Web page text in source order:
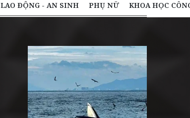
LAO ĐỘNG - AN SINH PHỤ NỮ KHOA HỌC